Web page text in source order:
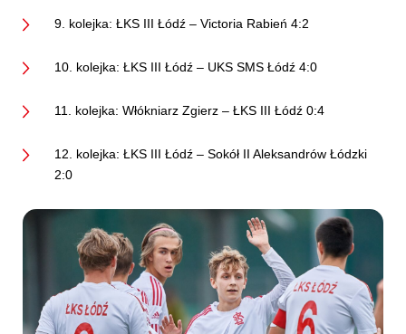
9. kolejka: ŁKS III Łódź – Victoria Rabień 4:2
10. kolejka: ŁKS III Łódź – UKS SMS Łódź 4:0
11. kolejka: Włókniarz Zgierz – ŁKS III Łódź 0:4
12. kolejka: ŁKS III Łódź – Sokół II Aleksandrów Łódzki
2:0